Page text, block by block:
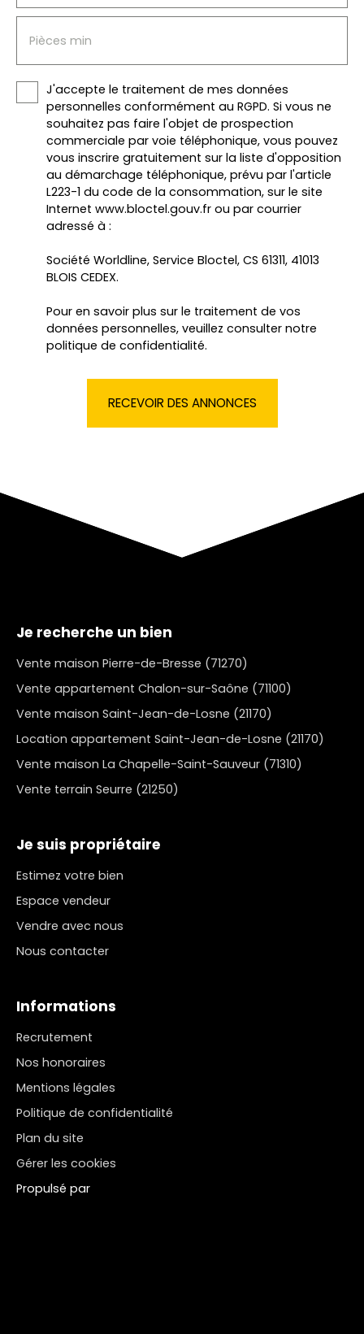
Pièces min
J'accepte le traitement de mes données
personnelles conformément au RGPD. Si vous ne
souhaitez pas faire l'objet de prospection
commerciale par voie téléphonique, vous pouvez
vous inscrire gratuitement sur la liste d'opposition
au démarchage téléphonique, prévu par l'article
L223-1 du code de la consommation, sur le site
Internet www.bloctel.gouv.fr ou par courrier
adressé à :
Société Worldline, Service Bloctel, CS 61311, 41013
BLOIS CEDEX.
Pour en savoir plus sur le traitement de vos
données personnelles, veuillez consulter notre
politique de confidentialité.
RECEVOIR DES ANNONCES
Je recherche un bien
Vente maison Pierre-de-Bresse (71270)
Vente appartement Chalon-sur-Saône (71100)
Vente maison Saint-Jean-de-Losne (21170)
Location appartement Saint-Jean-de-Losne (21170)
Vente maison La Chapelle-Saint-Sauveur (71310)
Vente terrain Seurre (21250)
Je suis propriétaire
Estimez votre bien
Espace vendeur
Vendre avec nous
Nous contacter
Informations
Recrutement
Nos honoraires
Mentions légales
Politique de confidentialité
Plan du site
Gérer les cookies
Propulsé par